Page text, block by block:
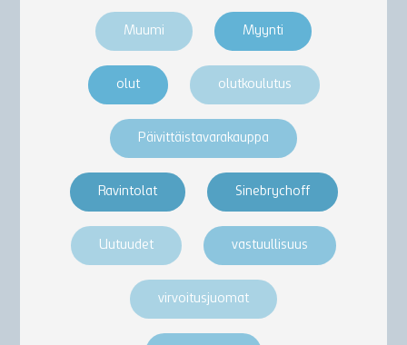
Muumi Myynti
olut olutkoulutus
Päivittäistavarakauppa
Ravintolat Sinebrychoff
Uutuudet vastuullisuus
virvoitusjuomat